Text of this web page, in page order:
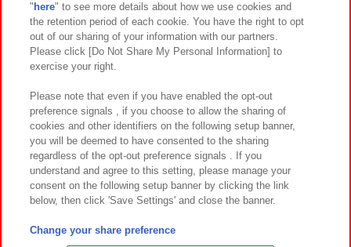
関連会社 サステナビリティ サイトポリシー
プライバシーポリシー ウェブアクセシビリティ方針と検証結果
お取引先さまとともに
カスタマーハラスメント対応方針 よくあるご質問・お問い合わせ
©Bandai Namco Amusement Inc.
©Bandai Namco Amusement Lab Inc.
" here" to see more details about how we use cookies and
the retention period of each cookie. You have the right to opt
out of our sharing of your information with our partners.
Please click [Do Not Share My Personal Information] to
exercise your right.
Please note that even if you have enabled the opt-out
preference signals , if you choose to allow the sharing of
cookies and other identifiers on the following setup banner,
you will be deemed to have consented to the sharing
regardless of the opt-out preference signals . If you
understand and agree to this setting, please manage your
consent on the following setup banner by clicking the link
below, then click 'Save Settings' and close the banner.
Change your share preference